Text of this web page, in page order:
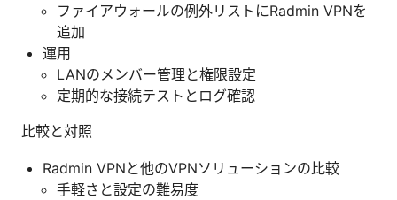
ファイアウォールの例外リストにRadmin VPNを
追加
運用
LANのメンバー管理と権限設定
定期的な接続テストとログ確認
比較と対照
Radmin VPNと他のVPNソリューションの比較
手軽さと設定の難易度